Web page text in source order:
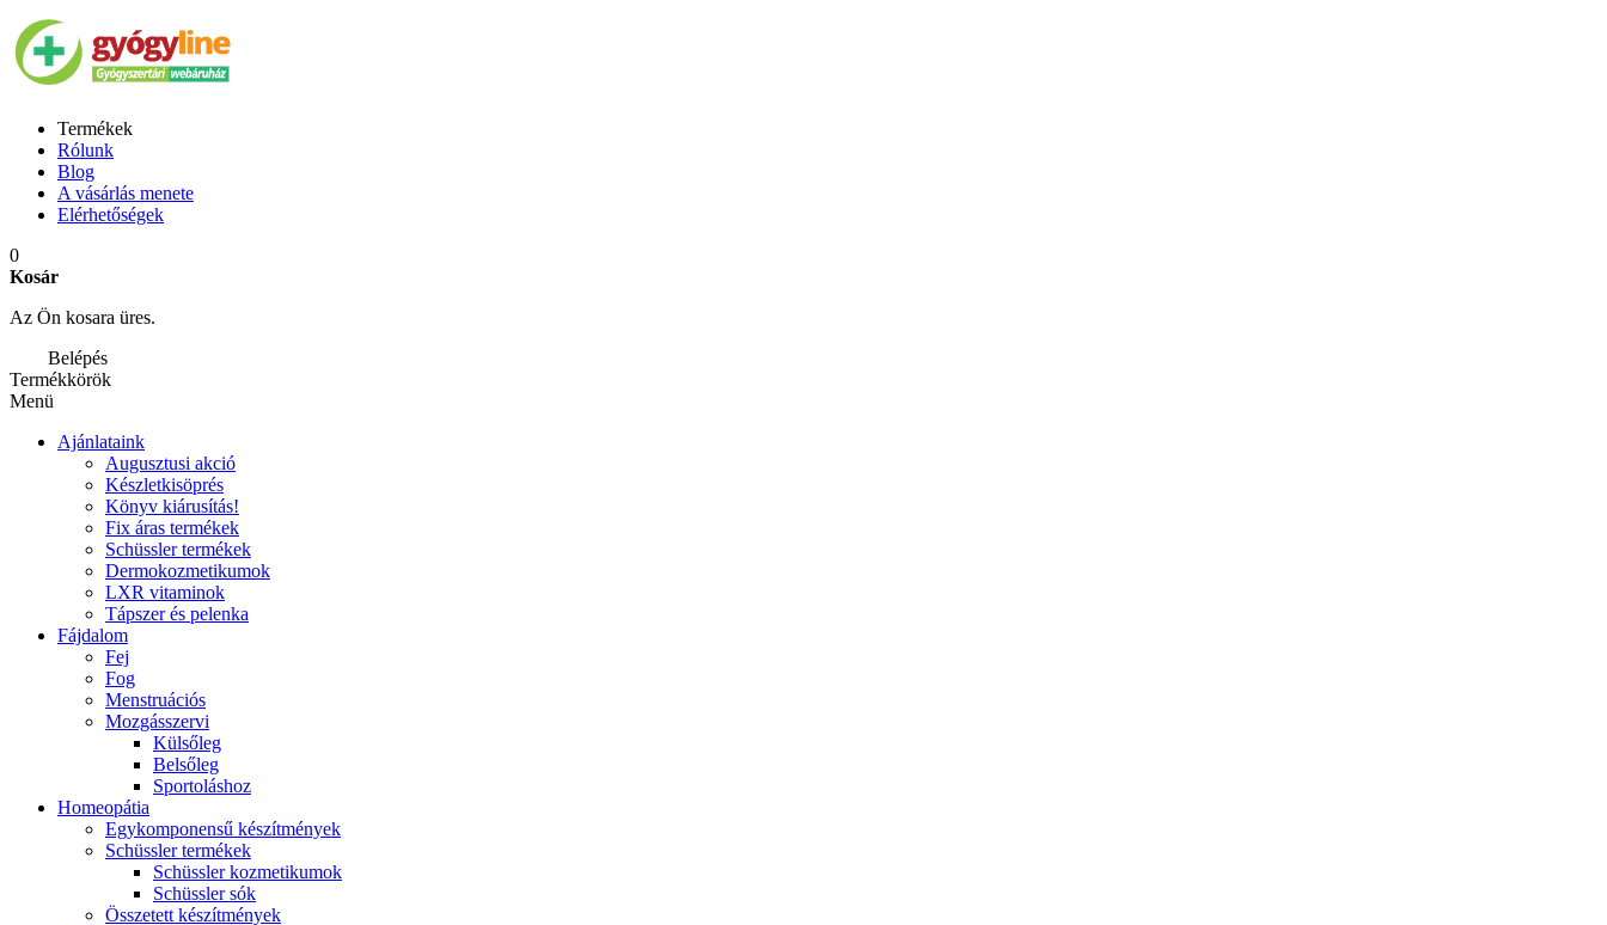
Termékek
Rólunk
Blog
A vásárlás menete
Elérhetőségek
0
Kosár
Az Ön kosara üres.
Belépés
Termékkörök
Menü
Ajánlataink
Augusztusi akció
Készletkisöprés
Könyv kiárusítás!
Fix áras termékek
Schüssler termékek
Dermokozmetikumok
LXR vitaminok
Tápszer és pelenka
Fájdalom
Fej
Fog
Menstruációs
Mozgásszervi
Külsőleg
Belsőleg
Sportoláshoz
Homeopátia
Egykomponensű készítmények
Schüssler termékek
Schüssler kozmetikumok
Schüssler sók
Összetett készítmények